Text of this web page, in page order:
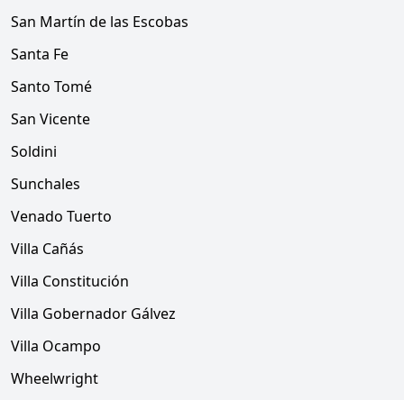
San Martín de las Escobas
Santa Fe
Santo Tomé
San Vicente
Soldini
Sunchales
Venado Tuerto
Villa Cañás
Villa Constitución
Villa Gobernador Gálvez
Villa Ocampo
Wheelwright